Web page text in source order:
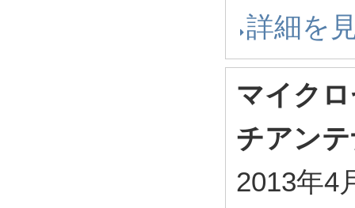
詳細を
マイク
チアン
2013年4